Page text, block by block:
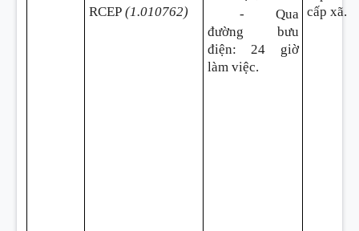
RCEP (1.010762)
- Qua
đường bưu
điện: 24 giờ
làm việc.
cấp xã.